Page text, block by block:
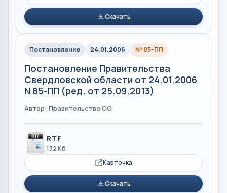
Скачать
Постановление 24.01.2006 № 85-ПП
Постановление Правительства
Свердловской области от 24.01.2006
N 85-ПП (ред. от 25.09.2013)
Автор: Правительство СО
RTF
132 Кб
Карточка
Скачать